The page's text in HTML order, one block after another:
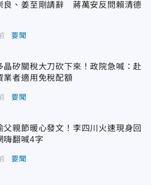
良、姜至剛請辭 蔣萬安反問賴清德
要聞
晶矽關稅大刀砍下來！政院急喊：赴
業者適用免稅配額
要聞
父親節暖心發文！李四川火速現身回
翻喊4字
要聞